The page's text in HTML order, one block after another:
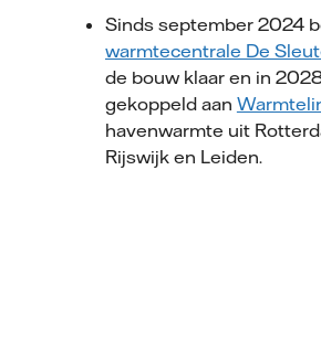
Sinds september 2024
warmtecentrale De
de bouw klaar en in
gekoppeld aan
havenwarmte uit
Rijswijk en Leiden.